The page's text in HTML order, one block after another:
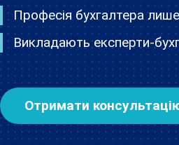
Професія бухгалтера лише
Викладають експерти-
Отримати